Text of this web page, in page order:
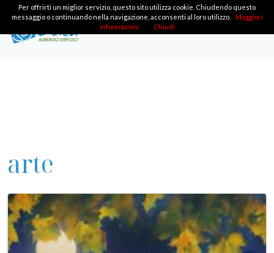
arte
Per offrirti un miglior servizio, questo sito utilizza cookie. Chiudendo questo
messaggio o continuando nella navigazione, acconsenti al loro utilizzo.
Maggiori
informazioni
Chiudi